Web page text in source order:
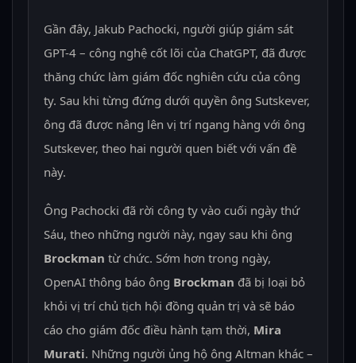
Gần đây, Jakub Pachocki, người giúp giám sát
GPT-4 – công nghệ cốt lõi của ChatGPT, đã được
thăng chức làm giám đốc nghiên cứu của công
ty. Sau khi từng đứng dưới quyền ông Sutskever,
ông đã được nâng lên vị trí ngang hàng với ông
Sutskever, theo hai người quen biết với vấn đề
này.
Ông Pachocki đã rời công ty vào cuối ngày thứ
Sáu, theo những người này, ngay sau khi ông
Brockman từ chức. Sớm hơn trong ngày,
OpenAI thông báo ông Brockman đã bị loại bỏ
khỏi vị trí chủ tịch hội đồng quản trị và sẽ báo
cáo cho giám đốc điều hành tạm thời, Mira
Murati. Những người ủng hộ ông Altman khác –